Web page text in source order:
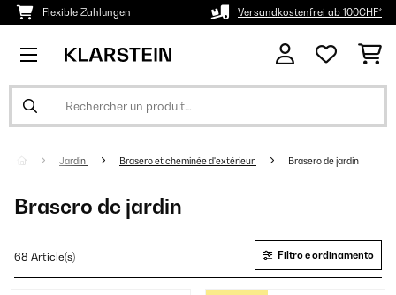
Flexible Zahlungen Versandkostenfrei ab 100CHF*
Jardin Brasero et cheminée d'extérieur Brasero de jardin
Brasero de jardin
68 Article(s) Filtro e ordinamento